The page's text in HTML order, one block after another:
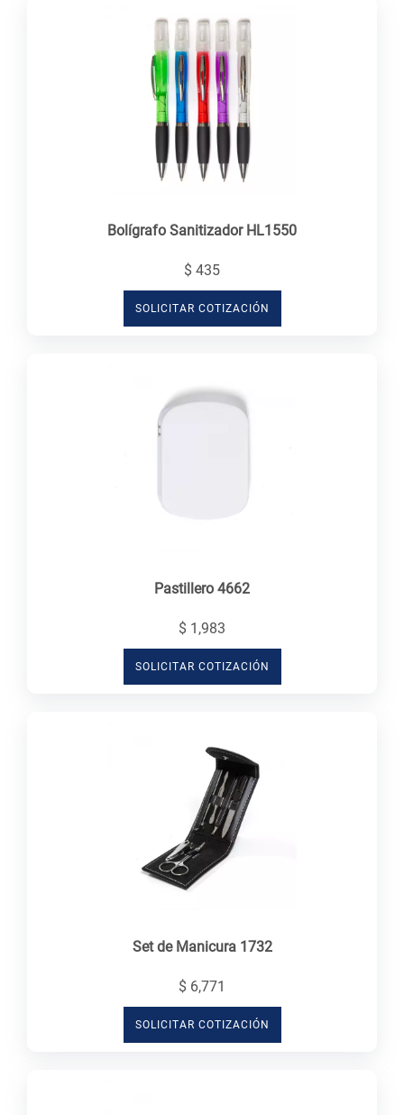
Bolígrafo Sanitizador HL1550
$ 435
SOLICITAR COTIZACIÓN
Pastillero 4662
$ 1,983
SOLICITAR COTIZACIÓN
Set de Manicura 1732
$ 6,771
SOLICITAR COTIZACIÓN